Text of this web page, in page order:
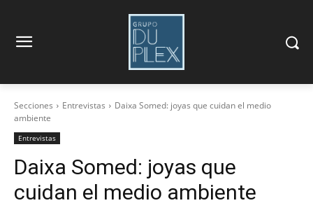
Secciones Entrevistas
Daixa Somed: joyas que cuidan el medio
ambiente
Entrevistas
Daixa Somed: joyas que
cuidan el medio ambiente